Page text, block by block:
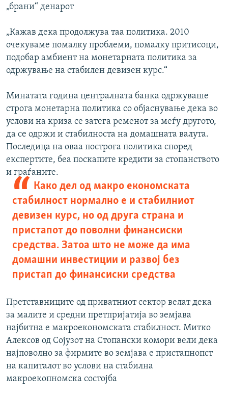
„брани“ денарот
„Кажав дека продолжува таа политика. 2010
очекуваме помалку проблеми, помалку притисоци,
подобар амбиент на монетарната политика за
одржување на стабилен девизен курс.“
Минатата година централната банка одржуваше
строга монетарна политика со објаснување дека во
услови на криза се затега ременот за меѓу другото,
да се одржи и стабилноста на домашната валута.
Последица на оваа построга политика според
експертите, беа поскапите кредити за стопанството
и граѓаните.
Како дел од макро економската
стабилност нормално е и стабилниот
девизен курс, но од друга страна и
пристапот до поволни финансиски
средства. Затоа што не може да има
домашни инвестиции и развој без
пристап до финансиски средства
Претставниците од приватниот сектор велат дека
за малите и средни претпријатија во земјава
најбитна е макроекономската стабилност. Митко
Алексов од Сојузот на Стопански комори вели дека
најповолно за фирмите во земјава е пристапнопст
на капиталот во услови на стабилна
макроекопномска состојба